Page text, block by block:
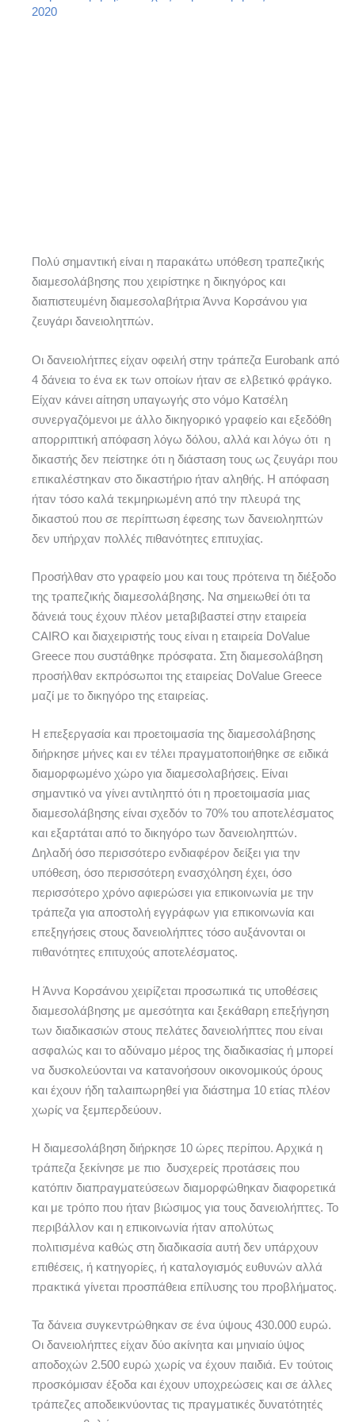
2020
Πολύ σημαντική είναι η παρακάτω υπόθεση τραπεζικής
διαμεσολάβησης που χειρίστηκε η δικηγόρος και
διαπιστευμένη διαμεσολαβήτρια Άννα Κορσάνου για
ζευγάρι δανειολητπών.
Οι δανειολήτπες είχαν οφειλή στην τράπεζα Eurobank από
4 δάνεια το ένα εκ των οποίων ήταν σε ελβετικό φράγκο.
Είχαν κάνει αίτηση υπαγωγής στο νόμο Κατσέλη
συνεργαζόμενοι με άλλο δικηγορικό γραφείο και εξεδόθη
απορριπτική απόφαση λόγω δόλου, αλλά και λόγω ότι η
δικαστής δεν πείστηκε ότι η διάσταση τους ως ζευγάρι που
επικαλέστηκαν στο δικαστήριο ήταν αληθής. Η απόφαση
ήταν τόσο καλά τεκμηριωμένη από την πλευρά της
δικαστού που σε περίπτωση έφεσης των δανειοληπτών
δεν υπήρχαν πολλές πιθανότητες επιτυχίας.
Προσήλθαν στο γραφείο μου και τους πρότεινα τη διέξοδο
της τραπεζικής διαμεσολάβησης. Να σημειωθεί ότι τα
δάνειά τους έχουν πλέον μεταβιβαστεί στην εταιρεία
CAIRO και διαχειριστής τους είναι η εταιρεία DoValue
Greece που συστάθηκε πρόσφατα. Στη διαμεσολάβηση
προσήλθαν εκπρόσωποι της εταιρείας DoValue Greece
μαζί με το δικηγόρο της εταιρείας.
Η επεξεργασία και προετοιμασία της διαμεσολάβησης
διήρκησε μήνες και εν τέλει πραγματοποιήθηκε σε ειδικά
διαμορφωμένο χώρο για διαμεσολαβήσεις. Είναι
σημαντικό να γίνει αντιληπτό ότι η προετοιμασία μιας
διαμεσολάβησης είναι σχεδόν το 70% του αποτελέσματος
και εξαρτάται από το δικηγόρο των δανειοληπτών.
Δηλαδή όσο περισσότερο ενδιαφέρον δείξει για την
υπόθεση, όσο περισσότερη ενασχόληση έχει, όσο
περισσότερο χρόνο αφιερώσει για επικοινωνία με την
τράπεζα για αποστολή εγγράφων για επικοινωνία και
επεξηγήσεις στους δανειολήπτες τόσο αυξάνονται οι
πιθανότητες επιτυχούς αποτελέσματος.
Η Άννα Κορσάνου χειρίζεται προσωπικά τις υποθέσεις
διαμεσολάβησης με αμεσότητα και ξεκάθαρη επεξήγηση
των διαδικασιών στους πελάτες δανειολήπτες που είναι
ασφαλώς και το αδύναμο μέρος της διαδικασίας ή μπορεί
να δυσκολεύονται να κατανοήσουν οικονομικούς όρους
και έχουν ήδη ταλαιπωρηθεί για διάστημα 10 ετίας πλέον
χωρίς να ξεμπερδεύουν.
Η διαμεσολάβηση διήρκησε 10 ώρες περίπου. Αρχικά η
τράπεζα ξεκίνησε με πιο δυσχερείς προτάσεις που
κατόπιν διαπραγματεύσεων διαμορφώθηκαν διαφορετικά
και με τρόπο που ήταν βιώσιμος για τους δανειολήπτες. Το
περιβάλλον και η επικοινωνία ήταν απολύτως
πολιτισμένα καθώς στη διαδικασία αυτή δεν υπάρχουν
επιθέσεις, ή κατηγορίες, ή καταλογισμός ευθυνών αλλά
πρακτικά γίνεται προσπάθεια επίλυσης του προβλήματος.
Τα δάνεια συγκεντρώθηκαν σε ένα ύψους 430.000 ευρώ.
Οι δανειολήπτες είχαν δύο ακίνητα και μηνιαίο ύψος
αποδοχών 2.500 ευρώ χωρίς να έχουν παιδιά. Εν τούτοις
προσκόμισαν έξοδα και έχουν υποχρεώσεις και σε άλλες
τράπεζες αποδεικνύοντας τις πραγματικές δυνατότητές